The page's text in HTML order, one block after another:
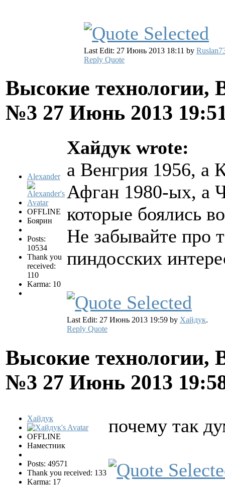
Last Edit: 27 Июнь 2013 18:11 by
Reply Quote
Высокие технологии,
№3 27 Июнь 2013
Alexander
OFFLINE
Боярин
Posts:
10534
Thank you
received:
110
Karma: 10
Хайдук wrote:
а Венгрия 1956, а
Афган 1980-ых, а
которые боялись
Не забывайте про
пиндосских
Last Edit: 27 Июнь 2013 19:59 by Хайдук.
Reply Quote
Высокие технологии,
№3 27 Июнь 2013
Хайдук
OFFLINE
Наместник
Posts: 49571
Thank you received: 133
Karma: 17
почему так